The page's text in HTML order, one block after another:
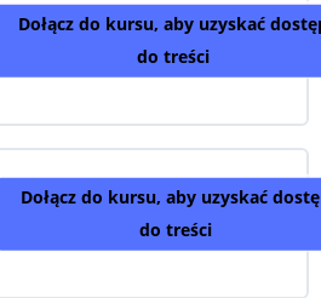
Dołącz do kursu, aby uzyskać
do treści
Dołącz do kursu, aby uzyskać
do treści